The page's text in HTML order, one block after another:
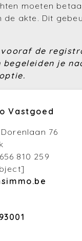
moeten
de akte. Dit
vooraf de
begeleiden je
Vastgoed
76
810 259